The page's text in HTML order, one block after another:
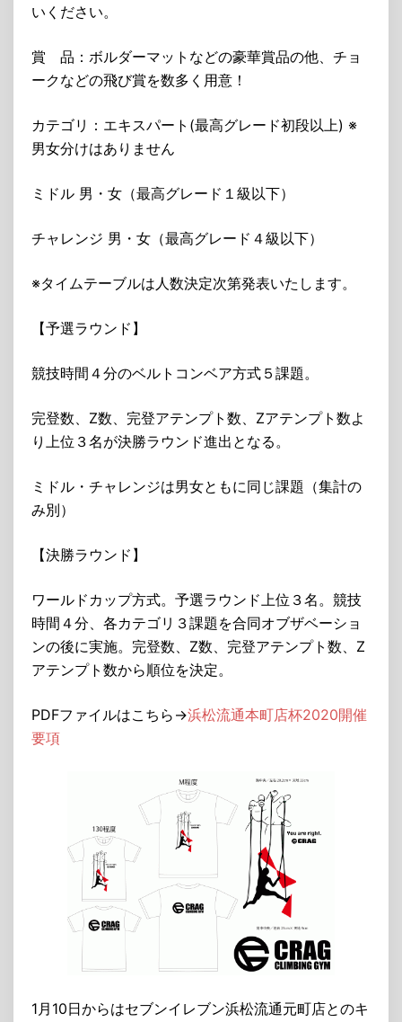
いください。
賞 品：ボルダーマットなどの豪華賞品の他、チョ
ークなどの飛び賞を数多く用意！
カテゴリ：エキスパート(最高グレード初段以上) ※
男女分けはありません
ミドル 男・女（最高グレード１級以下）
チャレンジ 男・女（最高グレード４級以下）
※タイムテーブルは人数決定次第発表いたします。
【予選ラウンド】
競技時間４分のベルトコンベア方式５課題。
完登数、Z数、完登アテンプト数、Zアテンプト数よ
り上位３名が決勝ラウンド進出となる。
ミドル・チャレンジは男女ともに同じ課題（集計の
み別）
【決勝ラウンド】
ワールドカップ方式。予選ラウンド上位３名。競技
時間４分、各カテゴリ３課題を合同オブザベーショ
ンの後に実施。完登数、Z数、完登アテンプト数、Z
アテンプト数から順位を決定。
PDFファイルはこちら→浜松流通本町店杯2020開催
要項
1月10日からはセブンイレブン浜松流通元町店とのキ